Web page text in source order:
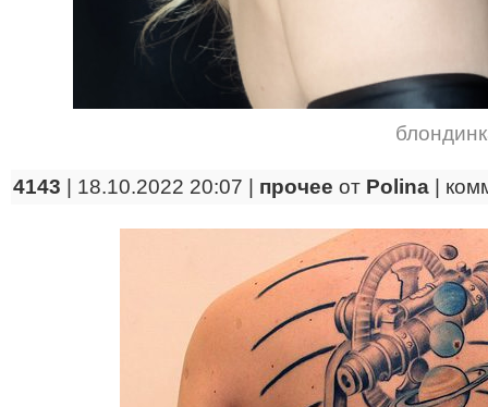
4143 | 18.10.2022 20:07 | прочее от Polina